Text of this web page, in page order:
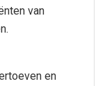
van
en